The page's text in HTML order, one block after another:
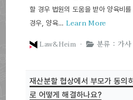
할 경우 법원의 도움을 받아 양육비
경우, 양육… Learn More
Law&Heim ·
분류 : 가사
재산분할 협상에서 부모가 동의
로 어떻게 해결하나요?